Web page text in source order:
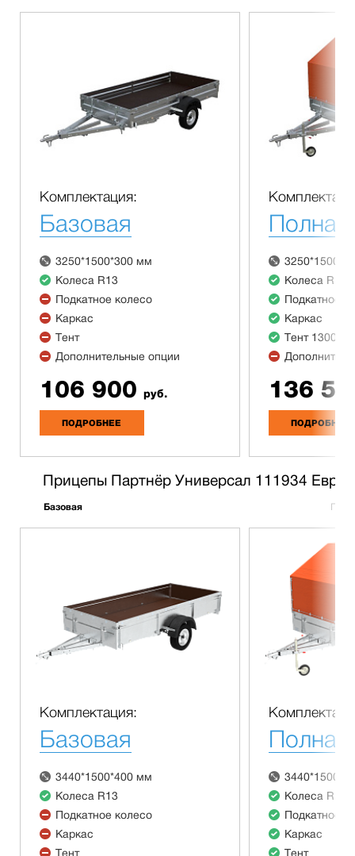
Комплектация:
Базовая
3250*1500*300 мм
Колеса R13
Подкатное колесо
Каркас
Тент
Дополнительные опции
106 900 руб.
ПОДРОБНЕЕ
Полная
Колеса R13
Подкатное
Каркас
Тент 1300 мм
136
ПОДРОБНЕЕ
Прицепы Партнёр Универсал 111934 Евро
Базовая
Комплектация:
Базовая
3440*1500*400 мм
Колеса R13
Подкатное колесо
Каркас
Тент
Полная
Колеса R13
Подкатное
Каркас
Тент